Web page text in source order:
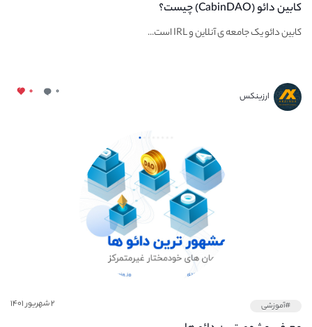
کابین دائو (CabinDAO) چیست؟
کابین دائو یک جامعه ی آنلاین و IRL است...
ارزینکس ۰ ۰
#آموزشی ۲ شهریور ۱۴۰۱